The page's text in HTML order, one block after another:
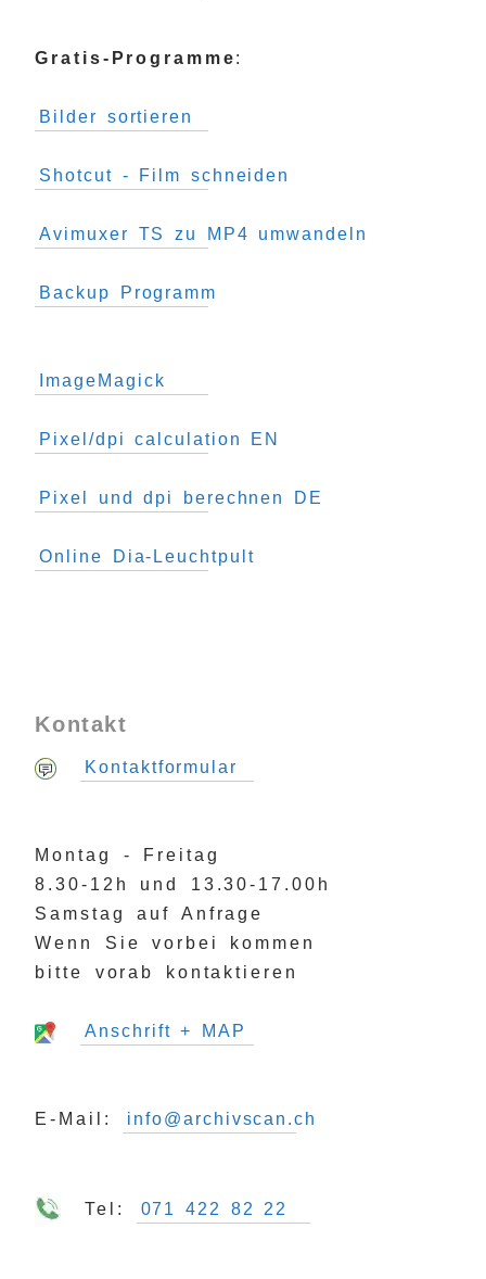
Gratis-Programme:
Bilder sortieren
Shotcut - Film schneiden
Avimuxer TS zu MP4 umwandeln
Backup Programm
ImageMagick
Pixel/dpi calculation EN
Pixel und dpi berechnen DE
Online Dia-Leuchtpult
Kontakt
Kontaktformular
Montag - Freitag
8.30-12h und 13.30-17.00h
Samstag auf Anfrage
Wenn Sie vorbei kommen
bitte vorab kontaktieren
Anschrift + MAP
E-Mail: info@archivscan.ch
Tel: 071 422 82 22